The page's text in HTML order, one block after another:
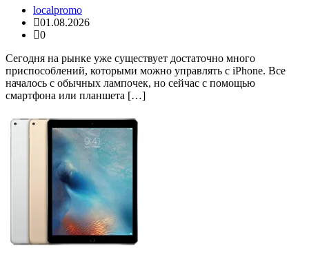
localpromo
01.08.2026
0
Сегодня на рынке уже существует достаточно много
приспособлений, которыми можно управлять с iPhone. Все
началось с обычных лампочек, но сейчас с помощью
смартфона или планшета […]